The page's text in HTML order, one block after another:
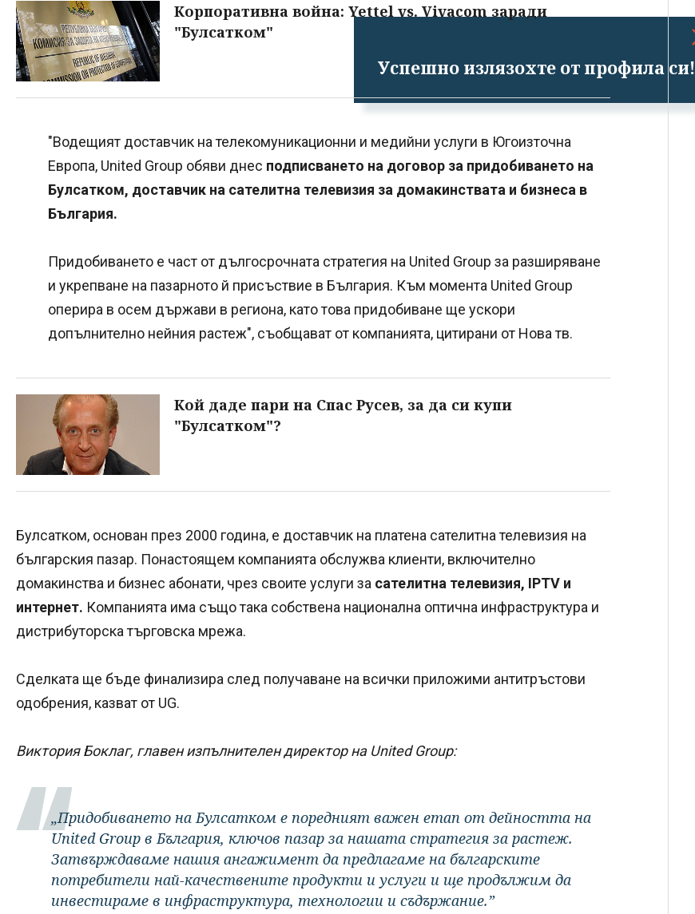
Успешно излязохте от профила си!
Корпоративна война: Yettel vs. Vivacom заради
"Булсатком"
"Водещият доставчик на телекомуникационни и медийни услуги в Югоизточна
Европа, United Group обяви днес подписването на договор за придобиването на
Булсатком, доставчик на сателитна телевизия за домакинствата и бизнеса в
България.
Придобиването е част от дългосрочната стратегия на United Group за разширяване
и укрепване на пазарното й присъствие в България. Към момента United Group
оперира в осем държави в региона, като това придобиване ще ускори
допълнително нейния растеж", съобщават от компанията, цитирани от Нова тв.
Кой даде пари на Спас Русев, за да си купи
"Булсатком"?
Булсатком, основан през 2000 година, е доставчик на платена сателитна телевизия на
българския пазар. Понастоящем компанията обслужва клиенти, включително
домакинства и бизнес абонати, чрез своите услуги за сателитна телевизия, IPTV и
интернет. Компанията има също така собствена национална оптична инфраструктура и
дистрибуторска търговска мрежа.
Сделката ще бъде финализира след получаване на всички приложими антитръстови
одобрения, казват от UG.
Виктория Боклаг, главен изпълнителен директор на United Group:
„Придобиването на Булсатком е поредният важен етап от дейността на
United Group в България, ключов пазар за нашата стратегия за растеж.
Затвърждаваме нашия ангажимент да предлагаме на българските
потребители най-качествените продукти и услуги и ще продължим да
инвестираме в инфраструктура, технологии и съдържание.”